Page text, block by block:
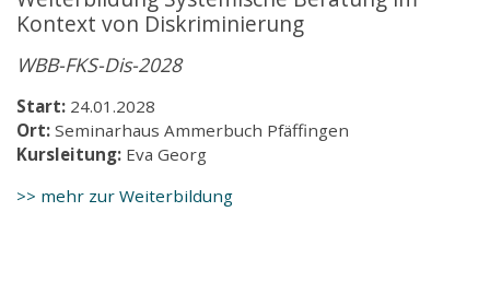
Kontext von Diskriminierung
WBB-FKS-Dis-2028
Start: 24.01.2028
Ort: Seminarhaus Ammerbuch Pfäffingen
Kursleitung: Eva Georg
>> mehr zur Weiterbildung